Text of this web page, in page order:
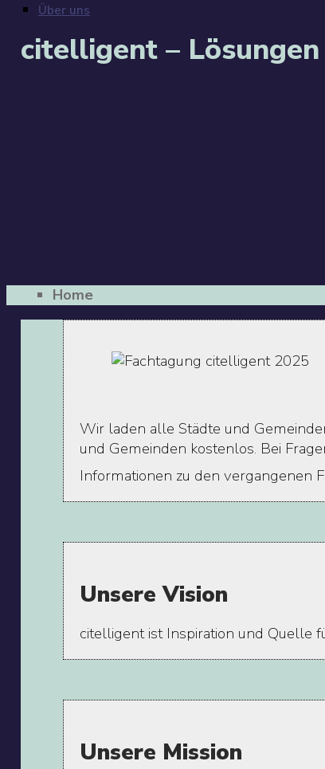
Über uns
citelligent –
Home
Wir laden alle Städte und
und Gemeinden kostenlos. Bei
Informationen zu den vergangenen
Unsere Vision
citelligent ist Inspiration und Quelle
Unsere Mission